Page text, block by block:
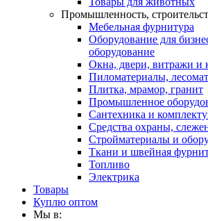
Промышленность,
Мебельная фурнитура
Оборудование для
оборудование
Окна, двери, витражи и
Пиломатериалы,
Плитка, мрамор, гранит
Промышленное
Сантехника и
Средства охраны,
Стройматериалы и
Ткани и швейная
Топливо
Электрика
Товары
Куплю оптом
Мы в: